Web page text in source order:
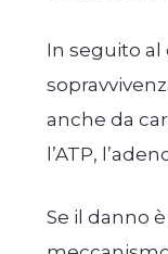
In seguito
anche da
l’ATP,
Se il danno